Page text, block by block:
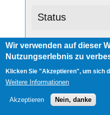
Wir verwenden auf dieser
Nutzungserlebnis zu
Klicken Sie "Akzeptieren", um sich
Weitere Informationen
Akzeptieren Nein, danke